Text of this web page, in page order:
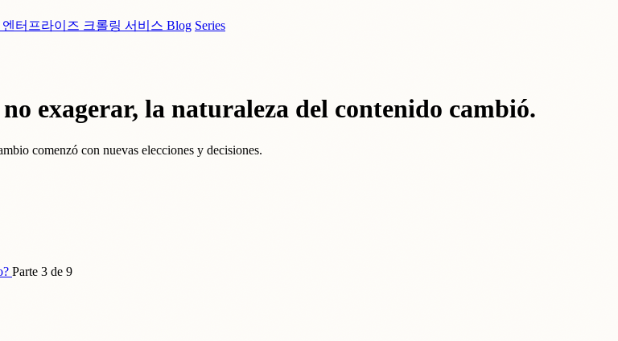
터프라이즈 크롤링 서비스 Blog Series
exagerar, la naturaleza del contenido cambió.
comenzó con nuevas elecciones y decisiones.
Parte 3 de 9